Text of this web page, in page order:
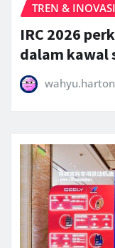
TREN &
IRC 2026
dalam kawal